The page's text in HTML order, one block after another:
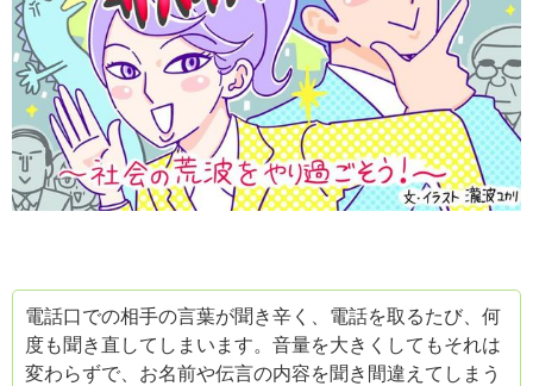
電話口での相手の言葉が聞き辛く、電話を取るたび、何
度も聞き直してしまいます。音量を大きくしてもそれは
変わらずで、お名前や伝言の内容を聞き間違えてしまう